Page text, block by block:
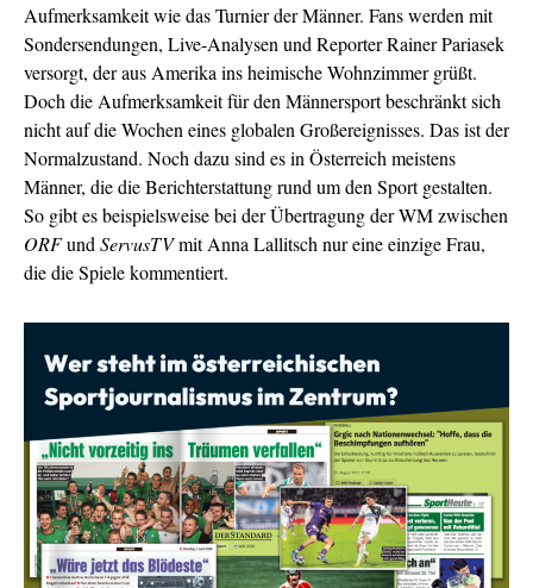
Aufmerksamkeit wie das Turnier der Männer. Fans werden mit
Sondersendungen, Live-Analysen und Reporter Rainer Pariasek
versorgt, der aus Amerika ins heimische Wohnzimmer grüßt.
Doch die Aufmerksamkeit für den Männersport beschränkt sich
nicht auf die Wochen eines globalen Großereignisses. Das ist der
Normalzustand. Noch dazu sind es in Österreich meistens
Männer, die die Berichterstattung rund um den Sport gestalten.
So gibt es beispielsweise bei der Übertragung der WM zwischen
ORFund ServusTVmit Anna Lallitsch nur eine einzige Frau,
die die Spiele kommentiert.